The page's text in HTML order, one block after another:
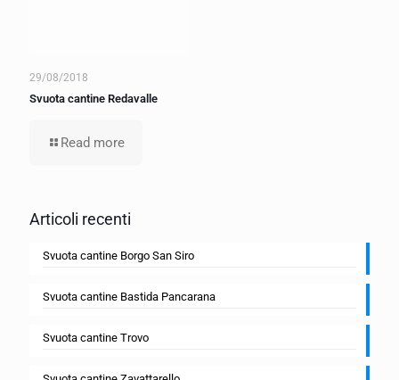
29/08/2018
Svuota cantine Redavalle
Read more
Articoli recenti
Svuota cantine Borgo San Siro
Svuota cantine Bastida Pancarana
Svuota cantine Trovo